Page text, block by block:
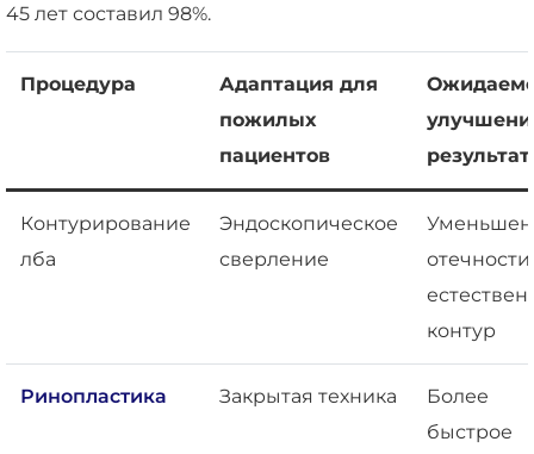
45 лет составил 98%.
Процедура
Адаптация для
пожилых
пациентов
Контурирование
лба
Эндоскопическое
сверление
отечности,
контур
Ринопластика Закрытая техника
Более
быстрое